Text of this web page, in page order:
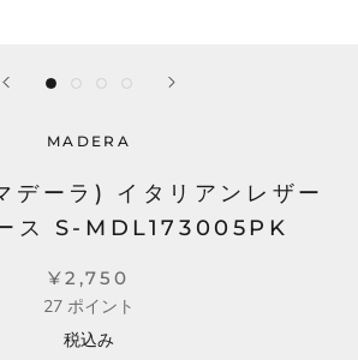
MADERA
ーラ) イタリアンレザー
ス S-MDL173005PK
¥2,750
27 ポイント
税込み